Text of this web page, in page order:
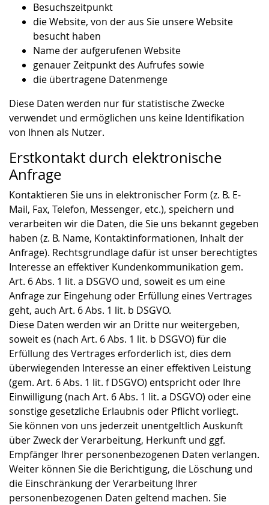
Besuchszeitpunkt
die Website, von der aus Sie unsere Website
besucht haben
Name der aufgerufenen Website
genauer Zeitpunkt des Aufrufes sowie
die übertragene Datenmenge
Diese Daten werden nur für statistische Zwecke
verwendet und ermöglichen uns keine Identifikation
von Ihnen als Nutzer.
Erstkontakt durch elektronische
Anfrage
Kontaktieren Sie uns in elektronischer Form (z. B. E-
Mail, Fax, Telefon, Messenger, etc.), speichern und
verarbeiten wir die Daten, die Sie uns bekannt gegeben
haben (z. B. Name, Kontaktinformationen, Inhalt der
Anfrage). Rechtsgrundlage dafür ist unser berechtigtes
Interesse an effektiver Kundenkommunikation gem.
Art. 6 Abs. 1 lit. a DSGVO und, soweit es um eine
Anfrage zur Eingehung oder Erfüllung eines Vertrages
geht, auch Art. 6 Abs. 1 lit. b DSGVO.
Diese Daten werden wir an Dritte nur weitergeben,
soweit es (nach Art. 6 Abs. 1 lit. b DSGVO) für die
Erfüllung des Vertrages erforderlich ist, dies dem
überwiegenden Interesse an einer effektiven Leistung
(gem. Art. 6 Abs. 1 lit. f DSGVO) entspricht oder Ihre
Einwilligung (nach Art. 6 Abs. 1 lit. a DSGVO) oder eine
sonstige gesetzliche Erlaubnis oder Pflicht vorliegt.
Sie können von uns jederzeit unentgeltlich Auskunft
über Zweck der Verarbeitung, Herkunft und ggf.
Empfänger Ihrer personenbezogenen Daten verlangen.
Weiter können Sie die Berichtigung, die Löschung und
die Einschränkung der Verarbeitung Ihrer
personenbezogenen Daten geltend machen. Sie